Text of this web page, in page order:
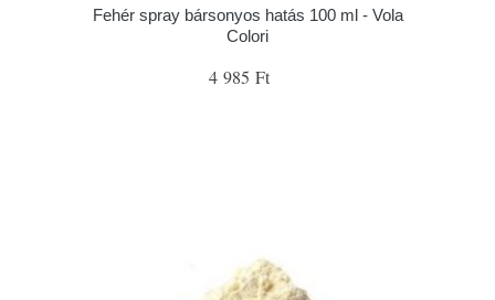
Fehér spray bársonyos hatás 100 ml - Vola
Colori
4 985 Ft